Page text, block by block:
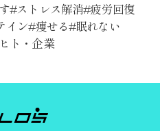
ストレス解消 疲労回復
イン 痩せる 眠れない
ト・企業